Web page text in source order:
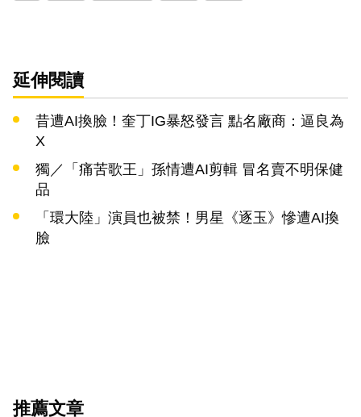
延伸閱讀
昔遭AI換臉！奎丁IG暴怒發言 點名廠商：逼良為
X
獨／「痛苦歌王」孫情遭AI剪輯 冒名賣不明保健
品
「環大陸」演員也被禁！男星《逐玉》慘遭AI換
臉
推薦文章